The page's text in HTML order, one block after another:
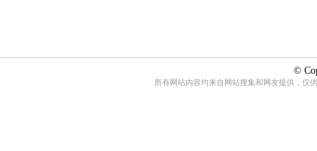
©
所有网站内容均来自网站搜集和网友提供，仅